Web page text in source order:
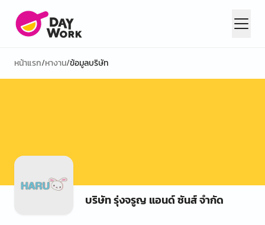
หน้าแรก/หางาน/ข้อมูลบริษัท
บริษัท รุ่งจรูญ แอนด์ ซันส์ จำกัด